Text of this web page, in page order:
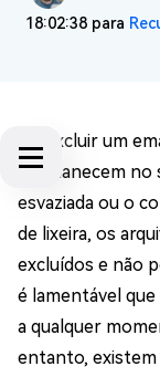
18:02:38 para
Ao excluir um
permanecem no
esvaziada ou o
de lixeira, os
excluídos e não
é lamentável
a qualquer
entanto, existem